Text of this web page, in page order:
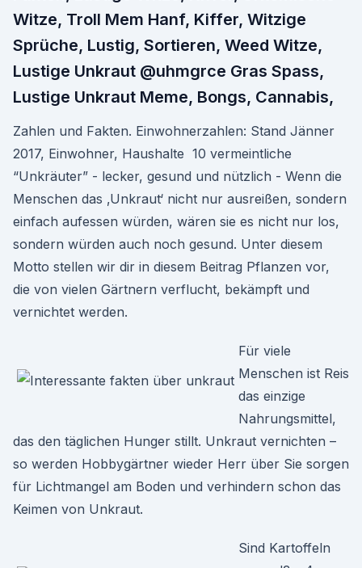
Witze, Troll Mem Hanf, Kiffer, Witzige
Sprüche, Lustig, Sortieren, Weed Witze,
Lustige Unkraut @uhmgrce Gras Spass,
Lustige Unkraut Meme, Bongs, Cannabis,
Zahlen und Fakten. Einwohnerzahlen: Stand Jänner
2017, Einwohner, Haushalte 10 vermeintliche
“Unkräuter” - lecker, gesund und nützlich - Wenn die
Menschen das ‚Unkraut‘ nicht nur ausreißen, sondern
einfach aufessen würden, wären sie es nicht nur los,
sondern würden auch noch gesund. Unter diesem
Motto stellen wir dir in diesem Beitrag Pflanzen vor,
die von vielen Gärtnern verflucht, bekämpft und
vernichtet werden.
Für viele
Menschen ist Reis
das einzige
Nahrungsmittel,
das den täglichen Hunger stillt. Unkraut vernichten –
so werden Hobbygärtner wieder Herr über Sie sorgen
für Lichtmangel am Boden und verhindern schon das
Keimen von Unkraut.
Sind Kartoffeln